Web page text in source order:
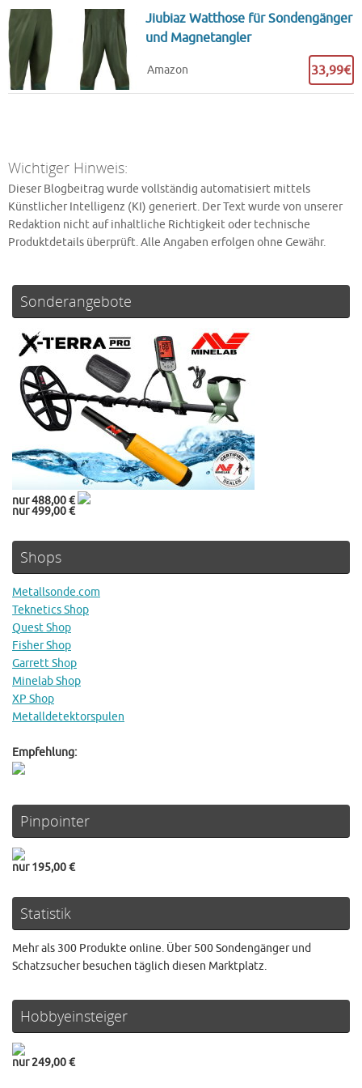
Jiubiaz Watthose für Sondengänger
und Magnetangler
Amazon 33,99€
Wichtiger Hinweis:
Dieser Blogbeitrag wurde vollständig automatisiert mittels
Künstlicher Intelligenz (KI) generiert. Der Text wurde von unserer
Redaktion nicht auf inhaltliche Richtigkeit oder technische
Produktdetails überprüft. Alle Angaben erfolgen ohne Gewähr.
Sonderangebote
nur 488,00 €
nur 499,00 €
Shops
Metallsonde.com
Teknetics Shop
Quest Shop
Fisher Shop
Garrett Shop
Minelab Shop
XP Shop
Metalldetektorspulen
Empfehlung:
Pinpointer
nur 195,00 €
Statistik
Mehr als 300 Produkte online. Über 500 Sondengänger und
Schatzsucher besuchen täglich diesen Marktplatz.
Hobbyeinsteiger
nur 249,00 €